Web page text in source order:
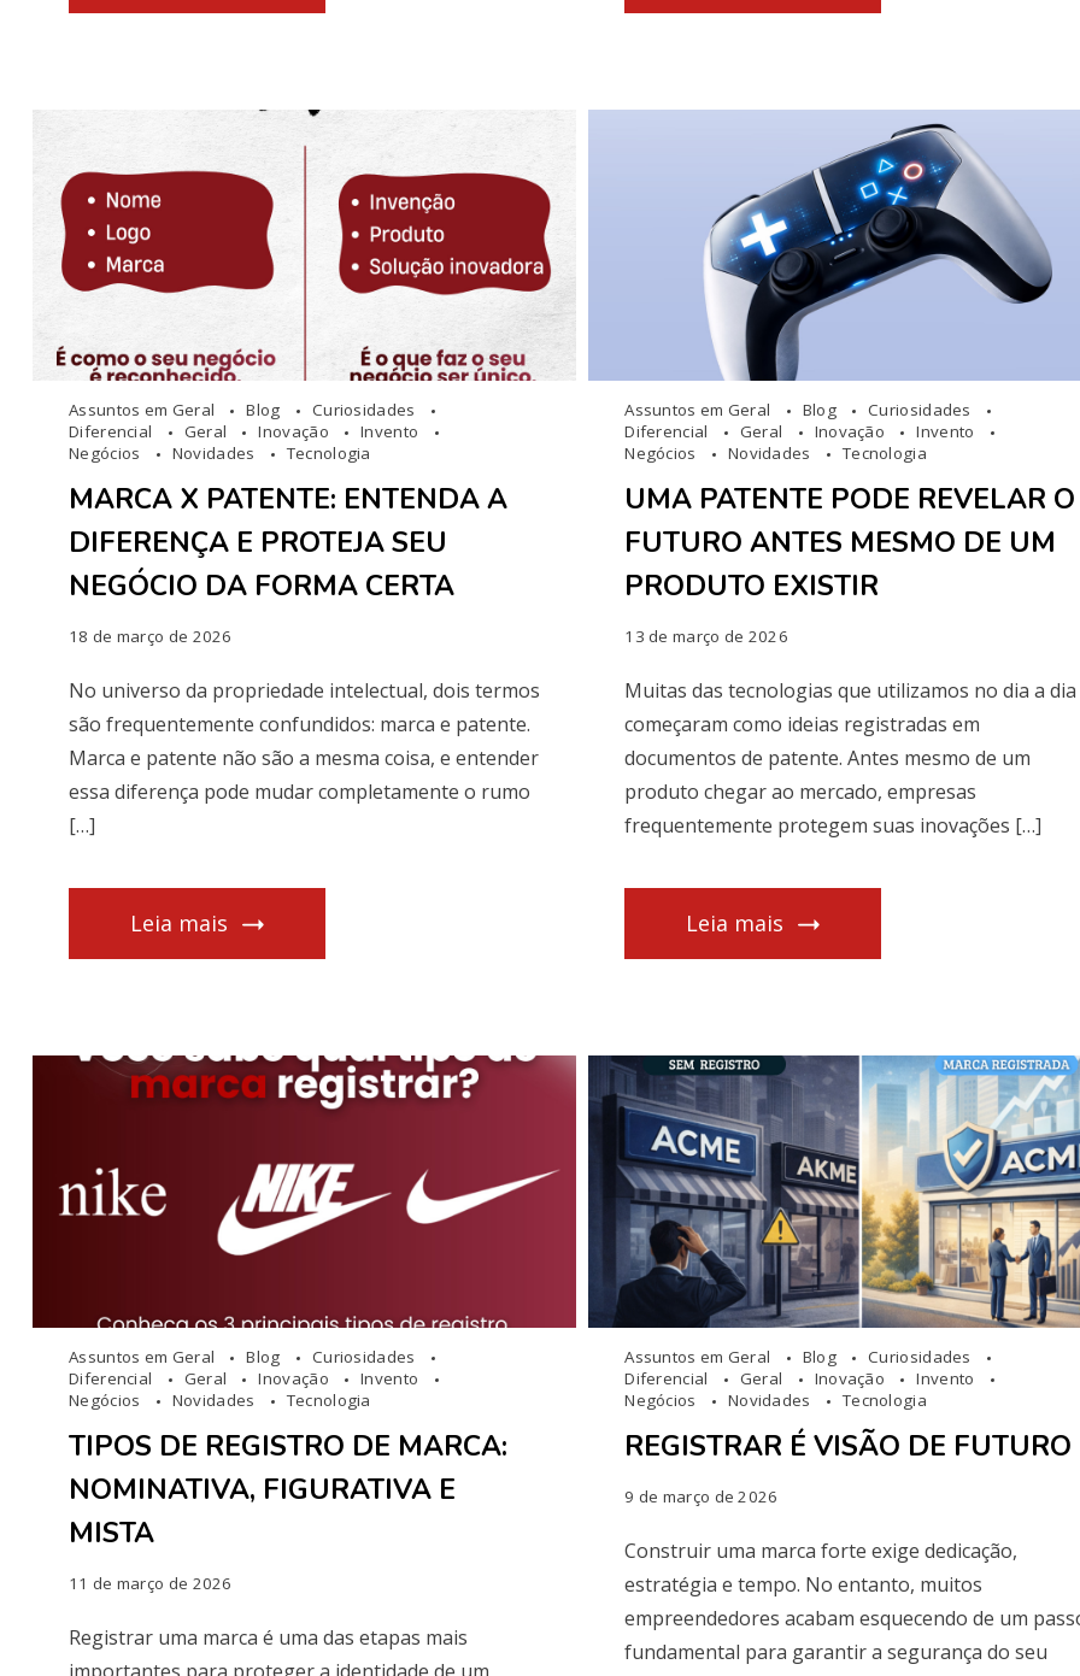
Assuntos em Geral Blog
Curiosidades
Diferencial
Geral Inovação
Invento
Negócios
Novidades Tecnologia
MARCA X PATENTE: ENTENDA A
DIFERENÇA E PROTEJA SEU
NEGÓCIO DA FORMA CERTA
18 de março de 2026
No universo da propriedade intelectual, dois termos
são frequentemente confundidos: marca e patente.
Marca e patente não são a mesma coisa, e entender
essa diferença pode mudar completamente o rumo
[…]
Leia mais
Assuntos em Geral Blog
Curiosidades
Diferencial
Geral Inovação
Invento
Negócios
Novidades Tecnologia
UMA PATENTE PODE REVELAR O
FUTURO ANTES MESMO DE UM
PRODUTO EXISTIR
13 de março de 2026
Muitas das tecnologias que utilizamos no dia a dia
começaram como ideias registradas em
documentos de patente. Antes mesmo de um
produto chegar ao mercado, empresas
frequentemente protegem suas inovações […]
Leia mais
Assuntos em Geral Blog
Curiosidades
Diferencial
Geral Inovação
Invento
Negócios
Novidades Tecnologia
TIPOS DE REGISTRO DE MARCA:
NOMINATIVA, FIGURATIVA E
MISTA
11 de março de 2026
Registrar uma marca é uma das etapas mais
Assuntos em Geral Blog
Curiosidades
Diferencial
Geral Inovação
Invento
Negócios
Novidades Tecnologia
REGISTRAR É VISÃO DE FUTURO
9 de março de 2026
Construir uma marca forte exige dedicação,
estratégia e tempo. No entanto, muitos
empreendedores acabam esquecendo de um
fundamental para garantir a segurança do seu